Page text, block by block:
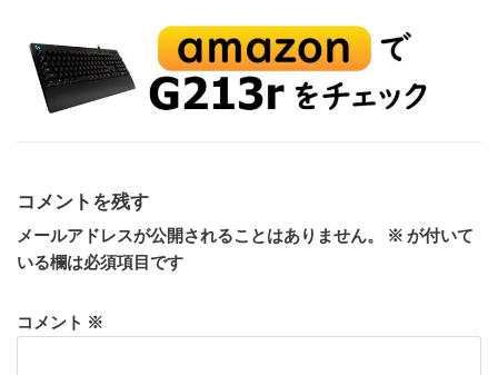
コメントを残す
メールアドレスが公開されることはありません。 ※ が付いて
いる欄は必須項目です
コメント ※